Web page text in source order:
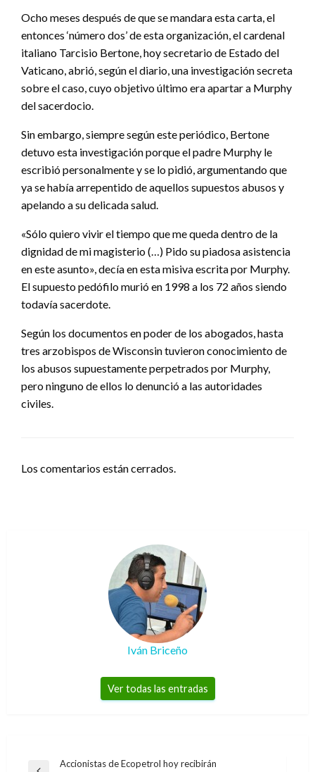
Ocho meses después de que se mandara esta carta, el
entonces ‘número dos’ de esta organización, el cardenal
italiano Tarcisio Bertone, hoy secretario de Estado del
Vaticano, abrió, según el diario, una investigación secreta
sobre el caso, cuyo objetivo último era apartar a Murphy
del sacerdocio.
Sin embargo, siempre según este periódico, Bertone
detuvo esta investigación porque el padre Murphy le
escribió personalmente y se lo pidió, argumentando que
ya se había arrepentido de aquellos supuestos abusos y
apelando a su delicada salud.
«Sólo quiero vivir el tiempo que me queda dentro de la
dignidad de mi magisterio (…) Pido su piadosa asistencia
en este asunto», decía en esta misiva escrita por Murphy.
El supuesto pedófilo murió en 1998 a los 72 años siendo
todavía sacerdote.
Según los documentos en poder de los abogados, hasta
tres arzobispos de Wisconsin tuvieron conocimiento de
los abusos supuestamente perpetrados por Murphy,
pero ninguno de ellos lo denunció a las autoridades
civiles.
Los comentarios están cerrados.
Iván Briceño
Ver todas las entradas
Navegación
Accionistas de Ecopetrol hoy recibirán